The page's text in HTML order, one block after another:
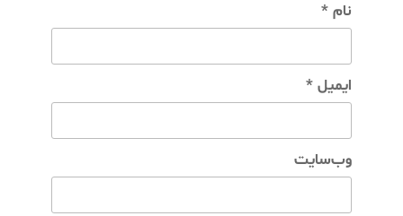
نام *
ایمیل *
وب‌سایت